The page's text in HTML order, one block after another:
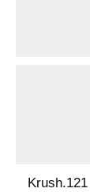
Krush.121